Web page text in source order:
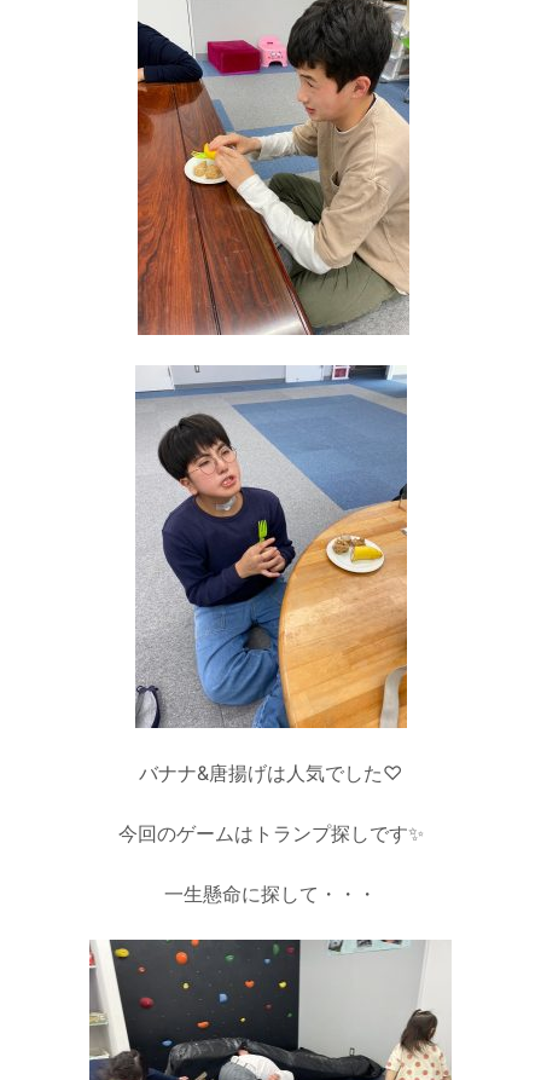
バナナ&唐揚げは人気でした♡
今回のゲームはトランプ探しです✨
一生懸命に探して・・・